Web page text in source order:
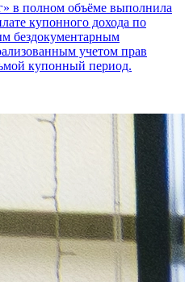
в полном объёме выполнила
купонного дохода по
бездокументарным
учетом прав
купонный период.